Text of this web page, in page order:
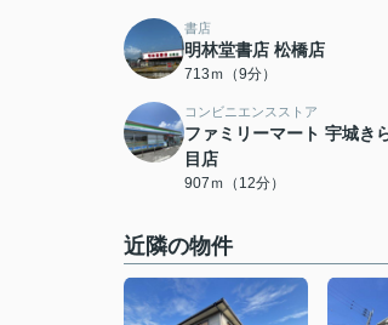
書店
明林堂書店 松橋店
713ｍ（9分）
コンビニエンスストア
ファミリーマート 宇城き
目店
907ｍ（12分）
近隣の物件